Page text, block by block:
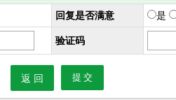
回复是否满意 是
验证码
返 回